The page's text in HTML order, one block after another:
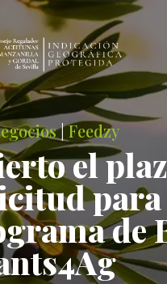
|Feedzy
el
para
de